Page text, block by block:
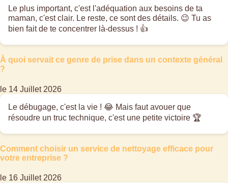
Le plus important, c'est l'adéquation aux besoins de ta
maman, c'est clair. Le reste, ce sont des détails. 😉 Tu as
bien fait de te concentrer là-dessus ! 👍
À quoi servait ce genre de prise dans un contexte général
?
le 14 Juillet 2026
Le débugage, c'est la vie ! 😂 Mais faut avouer que
résoudre un truc technique, c'est une petite victoire 🏆
Comment choisir un service de nettoyage efficace pour
votre entreprise ?
le 16 Juillet 2026